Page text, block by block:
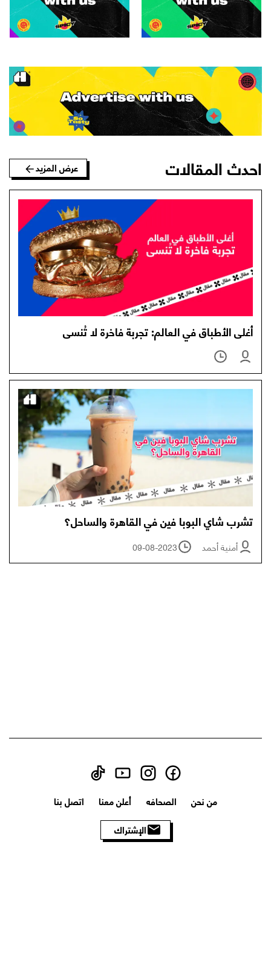
احدث المقالات عرض المزيد
أغلى الأطباق في العالم: تجربة فاخرة لا تُنسى
تشرب شاي البوبا فين في القاهرة والساحل؟
أمنية أحمد 09-08-2023
من نحن الصحافه أعلن معنا اتصل بنا
الإشتراك